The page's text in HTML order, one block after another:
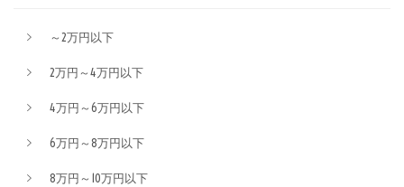
～2万円以下
2万円～4万円以下
4万円～6万円以下
6万円～8万円以下
8万円～10万円以下